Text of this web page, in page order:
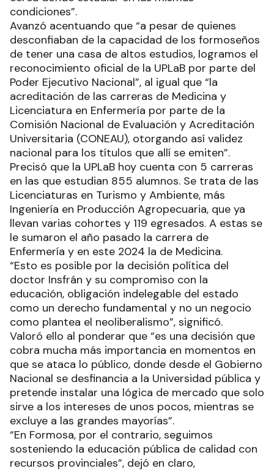
condiciones”.
Avanzó acentuando que “a pesar de quienes
desconfiaban de la capacidad de los formoseños
de tener una casa de altos estudios, logramos el
reconocimiento oficial de la UPLaB por parte del
Poder Ejecutivo Nacional”, al igual que “la
acreditación de las carreras de Medicina y
Licenciatura en Enfermería por parte de la
Comisión Nacional de Evaluación y Acreditación
Universitaria (CONEAU), otorgando así validez
nacional para los títulos que allí se emiten”.
Precisó que la UPLaB hoy cuenta con 5 carreras
en las que estudian 855 alumnos. Se trata de las
Licenciaturas en Turismo y Ambiente, más
Ingeniería en Producción Agropecuaria, que ya
llevan varias cohortes y 119 egresados. A estas se
le sumaron el año pasado la carrera de
Enfermería y en este 2024 la de Medicina.
“Esto es posible por la decisión política del
doctor Insfrán y su compromiso con la
educación, obligación indelegable del estado
como un derecho fundamental y no un negocio
como plantea el neoliberalismo”, significó.
Valoró ello al ponderar que “es una decisión que
cobra mucha más importancia en momentos en
que se ataca lo público, donde desde el Gobierno
Nacional se desfinancia a la Universidad pública y
pretende instalar una lógica de mercado que solo
sirve a los intereses de unos pocos, mientras se
excluye a las grandes mayorías”.
“En Formosa, por el contrario, seguimos
sosteniendo la educación pública de calidad con
recursos provinciales”, dejó en claro,